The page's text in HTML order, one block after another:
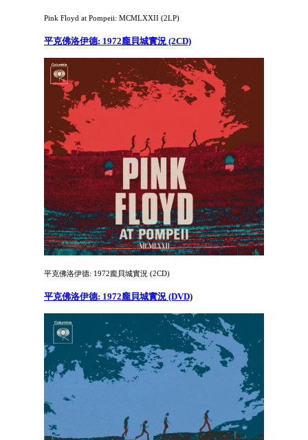
Pink Floyd at Pompeii: MCMLXXII (2LP)
平克佛洛伊德: 1972龐貝城實況 (2CD)
平克佛洛伊德: 1972龐貝城實況 (2CD)
平克佛洛伊德: 1972龐貝城實況 (DVD)